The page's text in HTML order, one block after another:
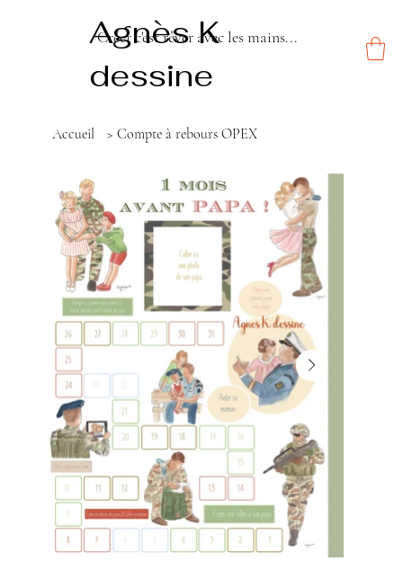
Agnès K
dessine
Créer c'est rêver avec les mains...
Accueil > Compte à rebours OPEX